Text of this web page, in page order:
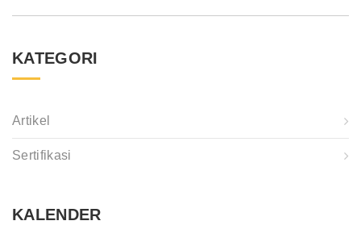
KATEGORI
Artikel
Sertifikasi
KALENDER